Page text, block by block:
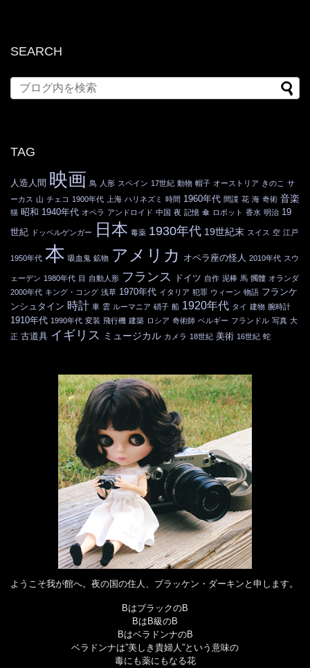
SEARCH
TAG
人造人間 映画 鳥 人形 スペイン 17世紀 動物 帽子 オーストリア きのこ サ
ーカス 山 チェコ 1900年代 上海 ハリネズミ 時間 1960年代 間諜 花 海 奇術 音楽
猫 昭和 1940年代 オペラ アンドロイド 中国 夜 記憶 傘 ロボット 香水 明治 19
世紀 ドッペルゲンガー 日本 毒薬 1930年代 19世紀末 スイス 空 江戸
1950年代 本 吸血鬼 鉱物 アメリカ オペラ座の怪人 2010年代 スウ
ェーデン 1980年代 目 自動人形 フランス ドイツ 自作 泥棒 馬 髑髏 オランダ
2000年代 キング・コング 浅草 1970年代 イタリア 犯罪 ウィーン 物語 フランケ
ンシュタイン 時計 車 雲 ルーマニア 硝子 船 1920年代 タイ 建物 腕時計
1910年代 1990年代 変装 飛行機 建築 ロシア 奇術師 ベルギー フランドル 写真 大
正 古道具 イギリス ミュージカル カメラ 18世紀 美術 16世紀 蛇
ようこそ我が館へ。夜の国の住人、ブラッケン・ダーキンと申します。
BはブラックのB
BはB級のB
BはベラドンナのB
ベラドンナは”美しき貴婦人”という意味の
毒にも薬にもなる花